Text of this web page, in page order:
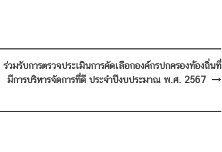
ร่วมรับการตรวจประเมินการคัดเลือกองค์กรปกครองท้องถิ่นที่
มีการบริหารจัดการที่ดี ประจำปีงบประมาณ พ.ศ. 2567